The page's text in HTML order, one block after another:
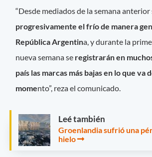
“Desde mediados de la semana anterior
progresivamente el frío de manera
República Argentina, y durante la
nueva semana se registrarán en
país las marcas más bajas en lo que va
momento”, reza el comunicado.
Leé también
Groenlandia sufrió una
hielo